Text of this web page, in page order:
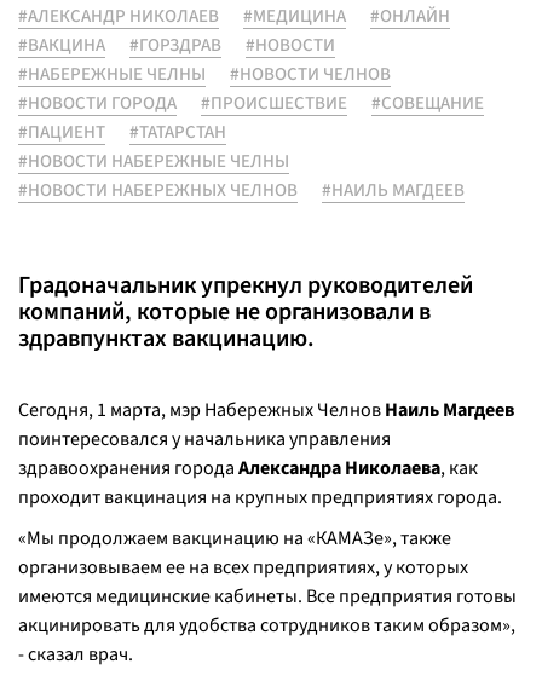
#АЛЕКСАНДР НИКОЛАЕВ #МЕДИЦИНА
#ОНЛАЙН
#ВАКЦИНА
#ГОРЗДРАВ
#НОВОСТИ
#НАБЕРЕЖНЫЕ ЧЕЛНЫ
#НОВОСТИ ЧЕЛНОВ
#НОВОСТИ ГОРОДА
#ПРОИСШЕСТВИЕ
#СОВЕЩАНИЕ
#ПАЦИЕНТ
#ТАТАРСТАН
#НОВОСТИ НАБЕРЕЖНЫЕ ЧЕЛНЫ
#НОВОСТИ НАБЕРЕЖНЫХ ЧЕЛНОВ
#НАИЛЬ МАГДЕЕВ
Градоначальник упрекнул руководителей
компаний, которые не организовали в
здравпунктах вакцинацию.
Сегодня, 1 марта, мэр Набережных ЧелновНаиль Магдеев
поинтересовался у начальника управления
здравоохранения городаАлександра Николаева, как
проходит вакцинация на крупных предприятиях города.
«Мы продолжаем вакцинацию на «КАМАЗе», также
организовываем ее на всех предприятиях, у которых
имеются медицинские кабинеты. Все предприятия готовы
акцинировать для удобства сотрудников таким образом»,
- сказал врач.